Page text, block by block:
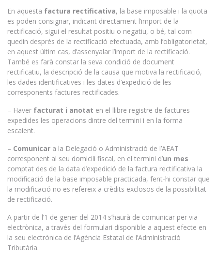
En aquesta factura rectificativa, la base imposable i la quota
es poden consignar, indicant directament l’import de la
rectificació, sigui el resultat positiu o negatiu, o bé, tal com
quedin després de la rectificació efectuada, amb l’obligatorietat,
en aquest últim cas, d’assenyalar l’import de la rectificació.
També es farà constar la seva condició de document
rectificatiu, la descripció de la causa que motiva la rectificació,
les dades identificatives i les dates d’expedició de les
corresponents factures rectificades.
– Haver facturat i anotat en el llibre registre de factures
expedides les operacions dintre del termini i en la forma
escaient.
– Comunicar a la Delegació o Administració de l’AEAT
corresponent al seu domicili fiscal, en el termini d’un mes
comptat des de la data d’expedició de la factura rectificativa la
modificació de la base imposable practicada, fent-hi constar que
la modificació no es refereix a crèdits exclosos de la possibilitat
de rectificació.
A partir de l’1 de gener del 2014 s’haurà de comunicar per via
electrònica, a través del formulari disponible a aquest efecte en
la seu electrònica de l’Agència Estatal de l’Administració
Tributària.